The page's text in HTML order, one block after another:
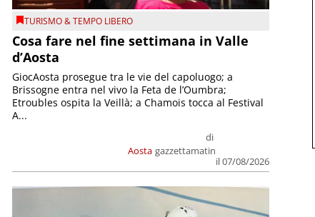
TURISMO & TEMPO LIBERO
Cosa fare nel fine settimana in Valle
d’Aosta
Aosta
di
gazzettamatin
il 07/08/2026
GiocAosta prosegue tra le vie del capoluogo; a
Brissogne entra nel vivo la Feta de l’Oumbra;
Etroubles ospita la Veillà; a Chamois tocca al Festival
A...